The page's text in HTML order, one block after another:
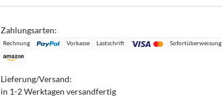
Zahlungsarten:
Rechnung Vorkasse Lastschrift Sofortüberweisung
Lieferung/Versand:
in 1-2 Werktagen versandfertig